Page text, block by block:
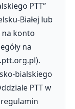
PTT”
Białej lub
na konto
na
bialskiego
PTT w